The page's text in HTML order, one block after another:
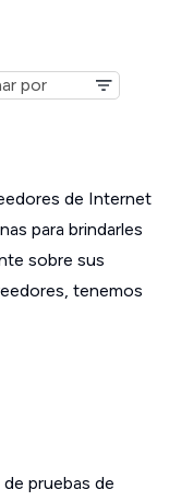
de Internet
para brindarles
sobre sus
tenemos
pruebas de